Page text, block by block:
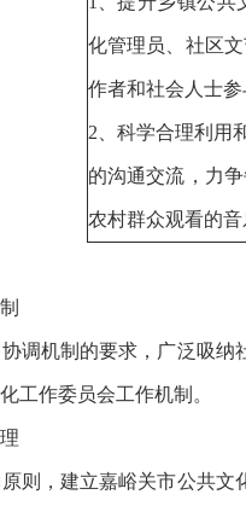
化管理员、社区
作者和社会人士
2、科学合理利用
的沟通交流，力
农村群众观看的
调机制的要求，广泛吸
工作委员会工作机制。
则，建立嘉峪关市公共